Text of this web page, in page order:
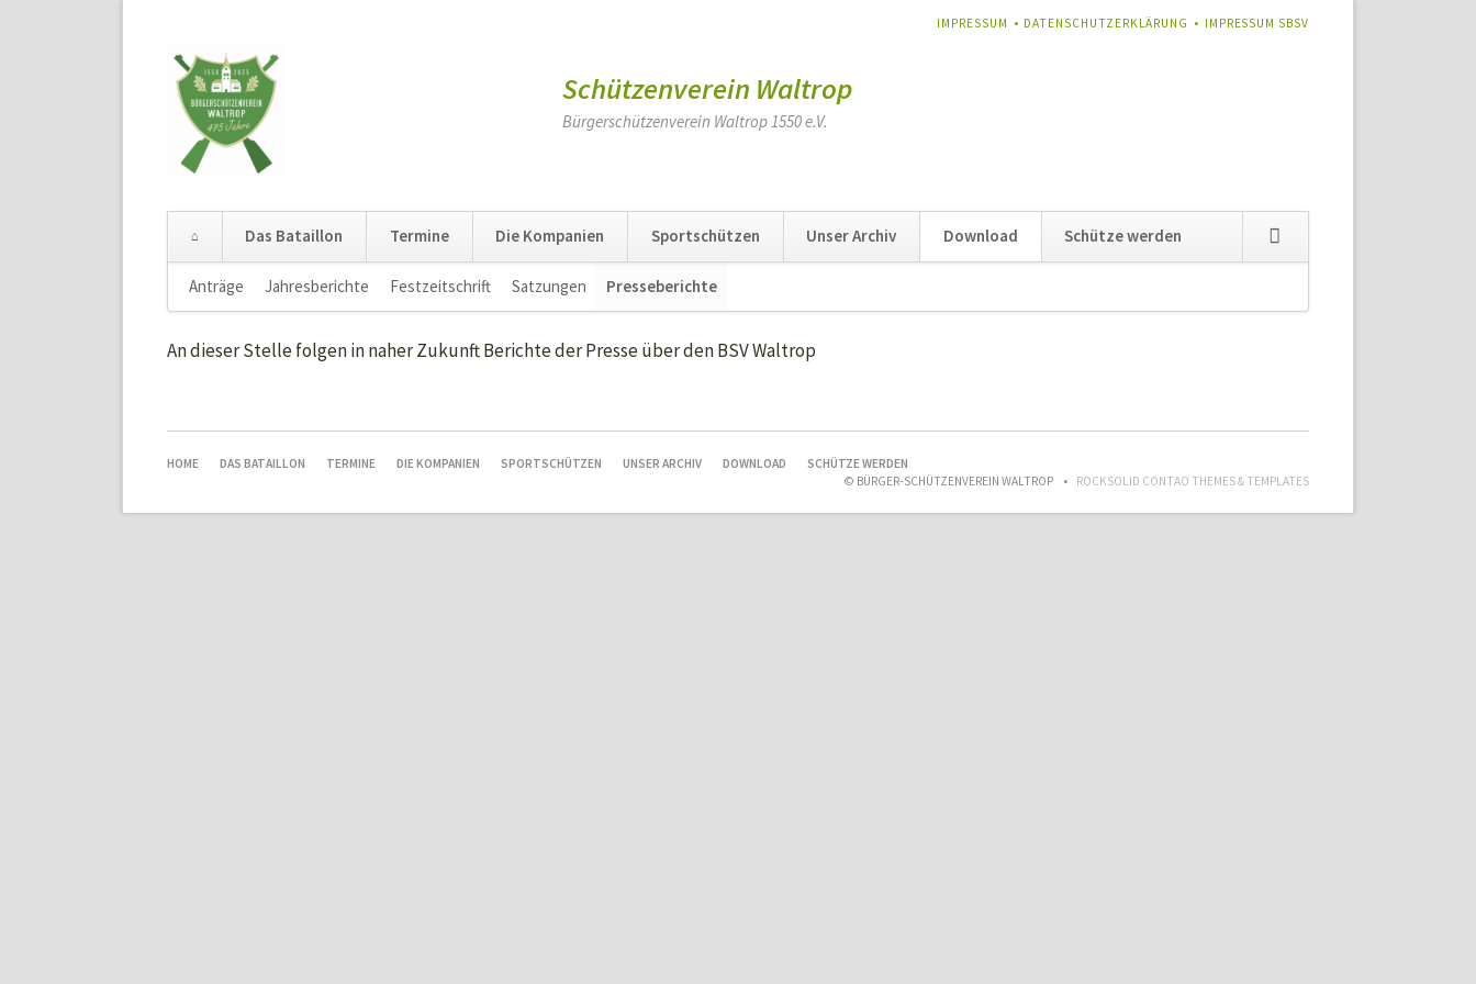
NAVIGATION
IMPRESSUM DATENSCHUTZERKLÄRUNG IMPRESSUM SBSV
Schützenverein Waltrop
Bürgerschützenverein Waltrop 1550 e.V.
Navigation
überspringen
Das Bataillon Termine Die Kompanien Sportschützen Unser Archiv Download Schütze werden
überspringen
überspringen
Anträge Jahresberichte Festzeitschrift Satzungen Presseberichte
An dieser Stelle folgen in naher Zukunft Berichte der Presse über den BSV Waltrop
NAVIGATION
HOME DAS BATAILLON TERMINE DIE KOMPANIEN SPORTSCHÜTZEN UNSER ARCHIV DOWNLOAD
SCHÜTZE WERDEN
© BÜRGER-SCHÜTZENVEREIN WALTROP
ROCKSOLID CONTAO THEMES & TEMPLATES